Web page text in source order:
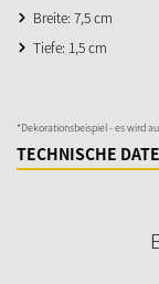
Breite: 7,5 cm
Tiefe: 1,5 cm
*Dekorationsbeispiel - es wird
TECHNISCHE